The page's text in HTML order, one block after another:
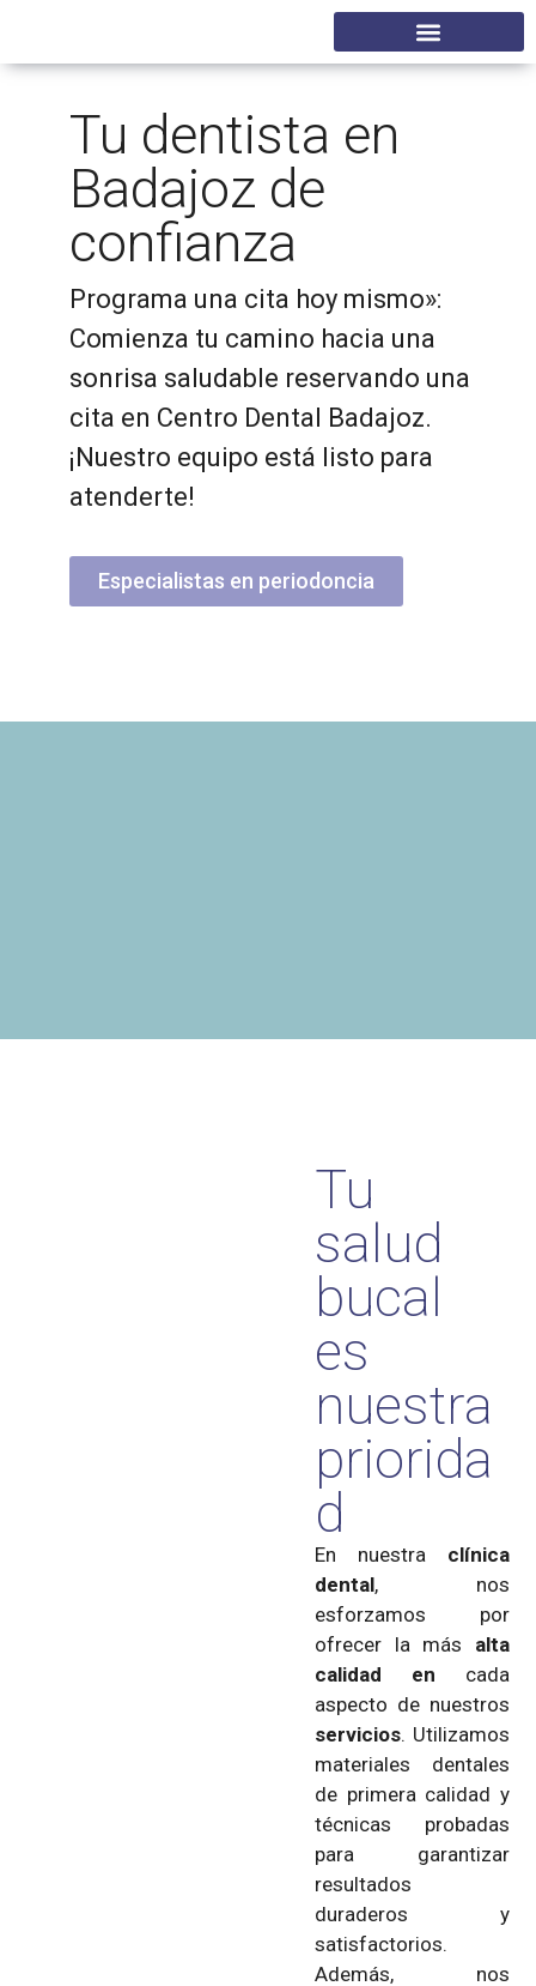
Tu dentista en
Badajoz de
confianza
Programa una cita hoy mismo»:
Comienza tu camino hacia una
sonrisa saludable reservando una
cita en Centro Dental Badajoz.
¡Nuestro equipo está listo para
atenderte!
Especialistas en periodoncia
Tu
salud
bucal
es
nuestra
priorida
d
En nuestra clínica
dental, nos
esforzamos por
ofrecer la más alta
calidad en cada
aspecto de nuestros
servicios. Utilizamos
materiales dentales
de primera calidad y
técnicas probadas
para garantizar
resultados
duraderos y
satisfactorios.
Además, nos